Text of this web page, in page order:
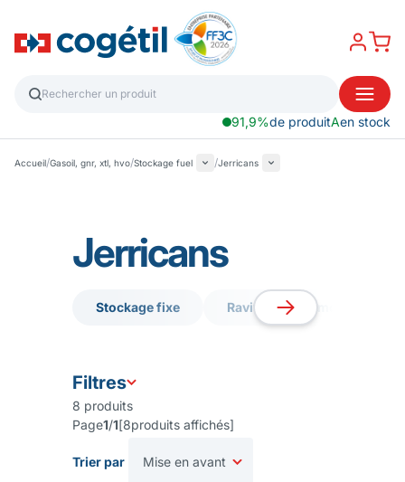
91,9%de produitAen stock
Accueil/Gasoil, gnr, xtl, hvo/Stockage fuel /Jerricans
Jerricans
Stockage fixe
Ravitaillement mobile
Ravitaillement mobile
Filtres
8 produits
Page1/1[8produits affichés]
Trier par